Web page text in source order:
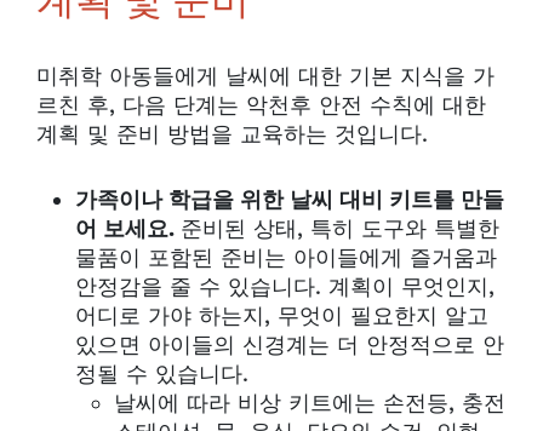
미취학 아동들에게 날씨에 대한 기본 지식을 가
르친 후, 다음 단계는 악천후 안전 수칙에 대한
계획 및 준비 방법을 교육하는 것입니다.
가족이나 학급을 위한 날씨 대비 키트를 만들
어 보세요. 준비된 상태, 특히 도구와 특별한
물품이 포함된 준비는 아이들에게 즐거움과
안정감을 줄 수 있습니다. 계획이 무엇인지,
어디로 가야 하는지, 무엇이 필요한지 알고
있으면 아이들의 신경계는 더 안정적으로 안
정될 수 있습니다.
날씨에 따라 비상 키트에는 손전등, 충전